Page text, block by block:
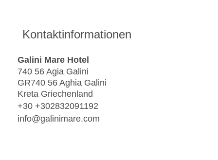
Kontaktinformationen
Galini Mare Hotel
740 56 Agia Galini
GR740 56 Aghia Galini
Kreta Griechenland
+30 +302832091192
info@galinimare.com